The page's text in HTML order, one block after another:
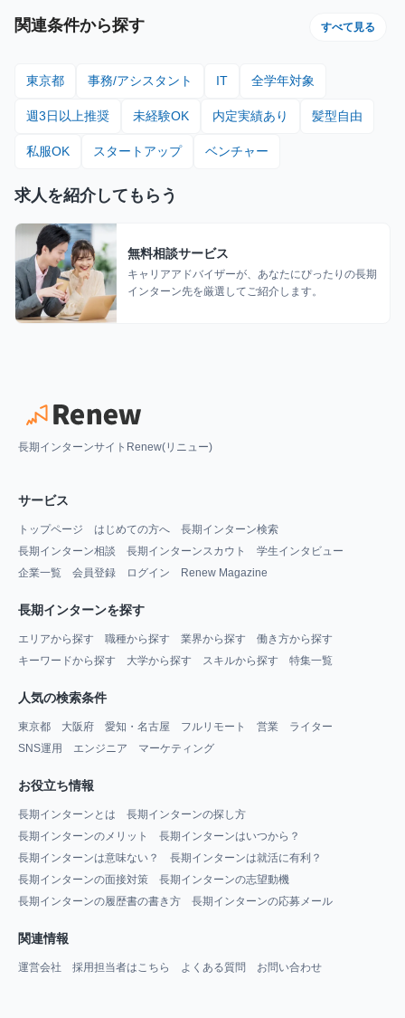
関連条件から探す すべて見る
東京都 事務/アシスタント IT 全学年対象
週3日以上推奨 未経験OK 内定実績あり 髪型自由
私服OK スタートアップ ベンチャー
求人を紹介してもらう
無料相談サービス
キャリアアドバイザーが、あなたにぴったりの長期
インターン先を厳選してご紹介します。
長期インターンサイトRenew(リニュー)
サービス
トップページ はじめての方へ
長期インターン検索
長期インターン相談
長期インターンスカウト
学生インタビュー
企業一覧
会員登録 ログイン Renew Magazine
長期インターンを探す
エリアから探す 職種から探す 業界から探す
働き方から探す
キーワードから探す
大学から探す スキルから探す 特集一覧
人気の検索条件
東京都 大阪府 愛知・名古屋 フルリモート 営業
ライター
SNS運用
エンジニア マーケティング
お役立ち情報
長期インターンとは
長期インターンの探し方
長期インターンのメリット
長期インターンはいつから？
長期インターンは意味ない？
長期インターンは就活に有利？
長期インターンの面接対策
長期インターンの志望動機
長期インターンの履歴書の書き方
長期インターンの応募メール
関連情報
運営会社 採用担当者はこちら よくある質問 お問い合わせ